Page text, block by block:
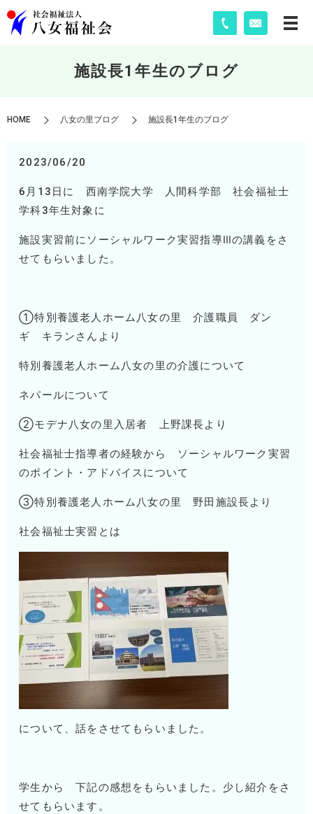
施設長1年生のブログ
HOME 八女の里ブログ 施設長1年生のブログ
2023/06/20
6月 13 日に 西南学院大学 人間科学部 社会福祉士
学科3年生対象に
施設実習前にソーシャルワーク実習指導Ⅲの講義をさ
せてもらいました。
①特別養護老人ホーム八女の里 介護職員 ダン
ギ キランさんより
特別養護老人ホーム八女の里の介護について
ネパールについて
②モデナ八女の里入居者 上野課長より
社会福祉士指導者の経験から ソーシャルワーク実習
のポイント・アドバイスについて
③特別養護老人ホーム八女の里 野田施設長より
社会福祉士実習とは
について、話をさせてもらいました。
学生から 下記の感想をもらいました。少し紹介をさ
せてもらいます。